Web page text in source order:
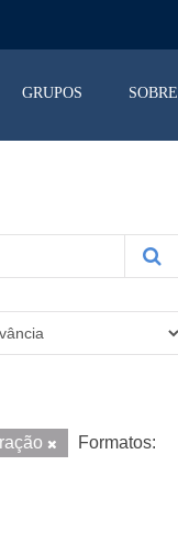
GRUPOS SOBRE
Formatos: